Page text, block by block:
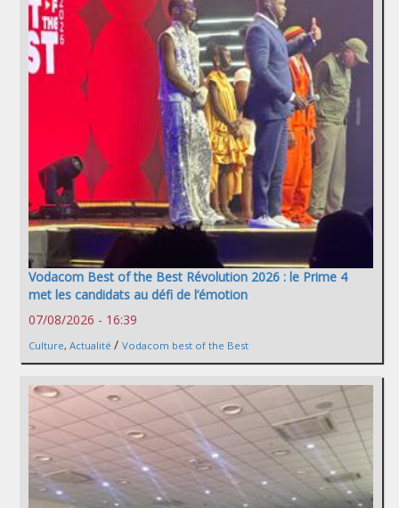
Vodacom Best of the Best Révolution 2026 : le Prime 4
met les candidats au défi de l’émotion
07/08/2026 - 16:39
Culture, Actualité / Vodacom best of the Best